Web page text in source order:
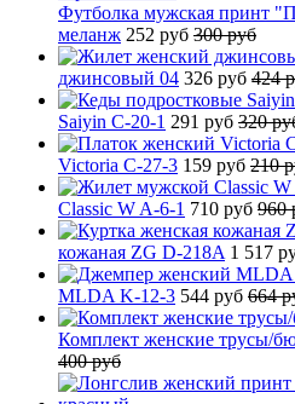
Футболка мужская принт
меланж 252 руб 300 руб
джинсовый 04 326 руб 424
Saiyin C-20-1 291 руб 320
Victoria C-27-3 159 руб 210
Classic W A-6-1 710 руб 960
кожаная ZG D-218A 1 517
MLDA K-12-3 544 руб 664
Комплект женские трусы/
400 руб